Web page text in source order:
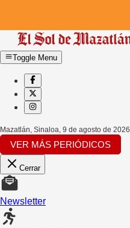
Toggle Menu
Mazatlán, Sinaloa, 9 de agosto de 2026
VER MÁS PERIÓDICOS
Cerrar
Newsletter